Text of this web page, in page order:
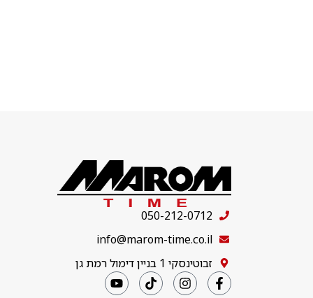
050-212-0712
info@marom-time.co.il
זבוטינסקי 1 בניין דימול רמת גן